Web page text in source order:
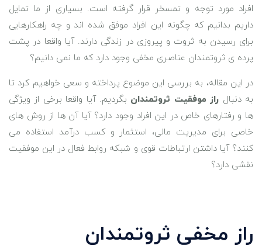
افراد مورد توجه و تمسخر قرار گرفته است. بسیاری از ما تمایل
داریم بدانیم که چگونه این افراد موفق شده ‌اند و چه راهکارهایی
برای رسیدن به ثروت و پیروزی در زندگی دارند. آیا واقعا در پشت
پرده ‌ی ثروتمندان عناصری مخفی وجود دارد که ما نمی ‌دانیم؟
در این مقاله، به بررسی این موضوع پرداخته و سعی خواهیم کرد تا
به دنبال راز موفقیت ثروتمندان بگردیم. آیا واقعا برخی از ویژگی
‌ها و رفتارهای خاص در این افراد وجود دارد؟ آیا آن‌ ها از روش‌ های
خاصی برای مدیریت مالی، استثمار و کسب درآمد استفاده می
‌کنند؟ آیا داشتن ارتباطات قوی و شبکه روابط فعال در این موفقیت
نقشی دارد؟
راز مخفی ثروتمندان